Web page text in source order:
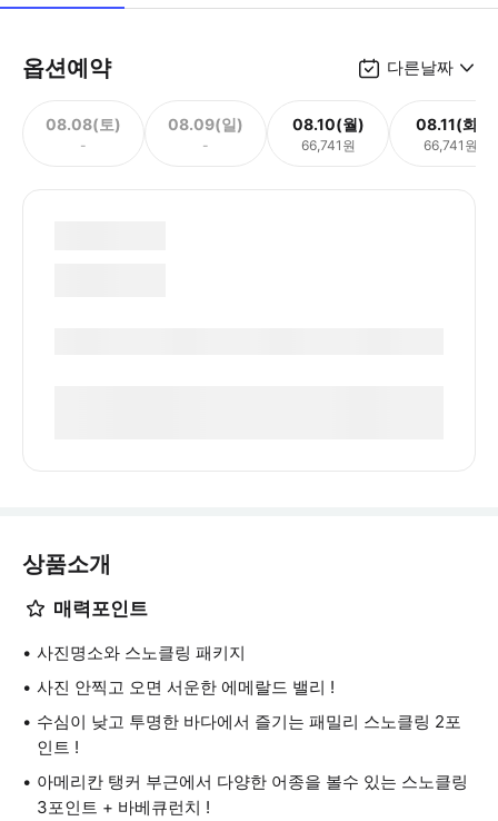
옵션예약 다른날짜
08.08(토)
-
08.09(일)
-
08.10(월)
66,741원
08.11(화)
66,741원
상품소개
매력포인트
사진명소와 스노클링 패키지
사진 안찍고 오면 서운한 에메랄드 밸리 !
수심이 낮고 투명한 바다에서 즐기는 패밀리 스노클링 2포
인트 !
아메리칸 탱커 부근에서 다양한 어종을 볼수 있는 스노클링
3포인트 + 바베큐런치 !